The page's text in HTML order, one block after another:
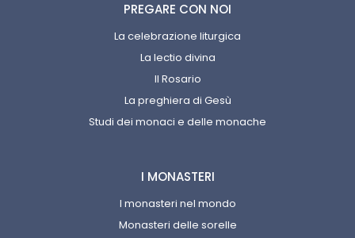
I MONASTERI
I monasteri nel mondo
Monasteri delle sorelle
PREGARE CON NOI
La celebrazione liturgica
La lectio divina
Il Rosario
La preghiera di Gesù
Studi dei monaci e delle monache